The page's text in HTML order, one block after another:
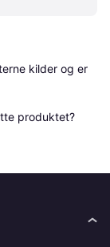
kilder og er
produktet?